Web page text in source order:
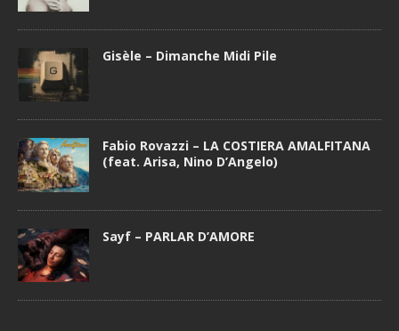
Gisèle – Dimanche Midi Pile
Fabio Rovazzi – LA COSTIERA AMALFITANA
(feat. Arisa, Nino D’Angelo)
Sayf – PARLAR D’AMORE